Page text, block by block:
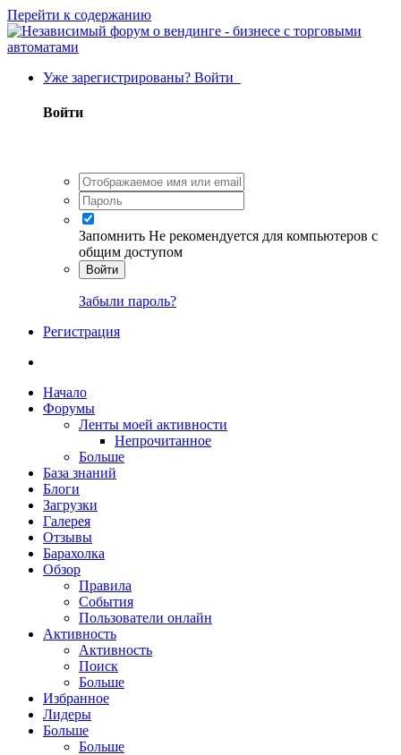
Перейти к содержанию
Уже зарегистрированы? Войти
Войти
Запомнить Не рекомендуется для компьютеров с
общим доступом
Войти
Забыли пароль?
Регистрация
Начало
Форумы
Ленты моей активности
Непрочитанное
Больше
База знаний
Блоги
Загрузки
Галерея
Отзывы
Барахолка
Обзор
Правила
События
Пользователи онлайн
Активность
Активность
Поиск
Больше
Избранное
Лидеры
Больше
Больше